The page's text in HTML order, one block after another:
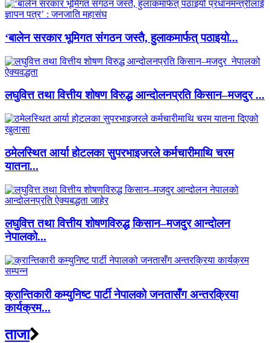
‘बालेन सरकार भूमिगत संगठन जस्तै, हुलाकमार्फत् पठाइयो...
लघुवित्त तथा वित्तीय शोषण विरुद्ध आन्दोलनप्रति किसान–मजदुर ...
ठमेलस्थित आर्या होटलका सुपरभाइजरले कर्मचारीमाथि चरम
यातना...
लघुवित्त तथा वित्तीय शोषणविरुद्ध किसान–मजदुर आन्दोलन
नेपालको...
क्रान्तिकारी कम्युनिष्ट पार्टी नेपालको जनतासँग अन्तरक्रिया
कार्यक्रम...
ताजा